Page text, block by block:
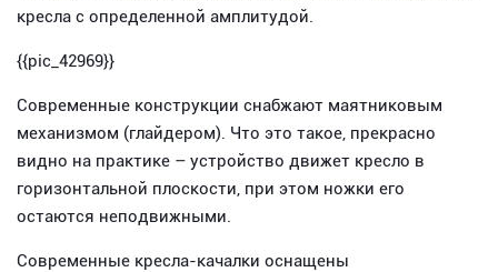
кресла с определенной амплитудой.
{{pic_42969}}
Современные конструкции снабжают маятниковым
механизмом (глайдером). Что это такое, прекрасно
видно на практике – устройство движет кресло в
горизонтальной плоскости, при этом ножки его
остаются неподвижными.
Современные кресла-качалки оснащены